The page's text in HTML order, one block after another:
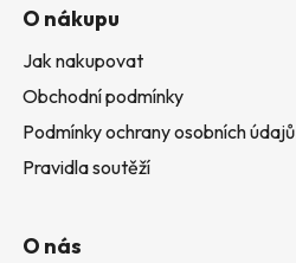
O nákupu
Jak nakupovat
Obchodní podmínky
Podmínky ochrany osobních údajů
Pravidla soutěží
O nás